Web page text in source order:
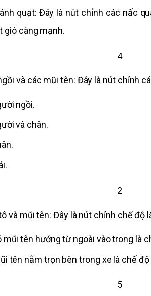
quạt: Đây là nút chỉnh các nấc
gió càng mạnh.
và các mũi tên: Đây là nút chỉnh
ngồi.
và chân.
và mũi tên: Đây là nút chỉnh chế độ
tên hướng từ ngoài vào trong là
tên nằm trọn bên trong xe là chế